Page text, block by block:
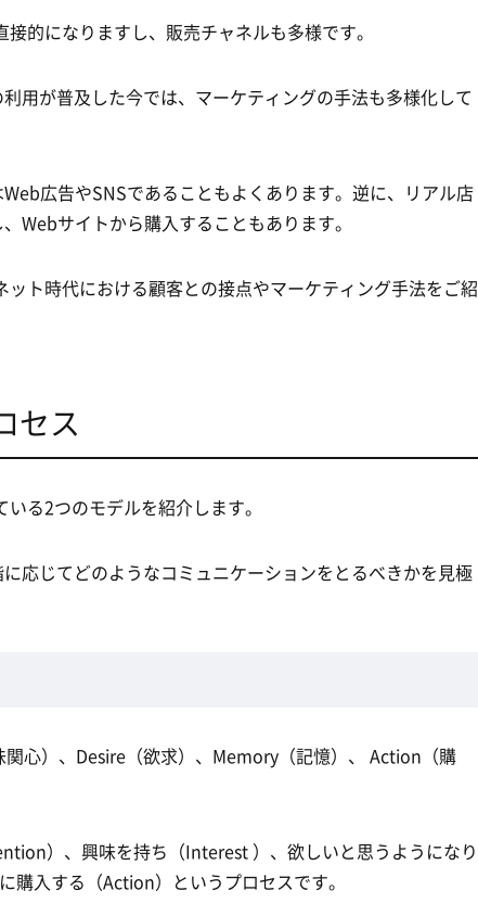
的になりますし、販売チャネルも多様です。
用が普及した今では、マーケティングの手法も多様化して
広告やSNSであることもよくあります。逆に、リアル店
Webサイトから購入することもあります。
ト時代における顧客との接点やマーケティング手法をご紹
セス
る2つのモデルを紹介します。
応じてどのようなコミュニケーションをとるべきかを見極
心）、Desire（欲求）、Memory（記憶）、 Action（購
）、興味を持ち（Interest ）、欲しいと思うようになり
購入する（Action）というプロセスです。